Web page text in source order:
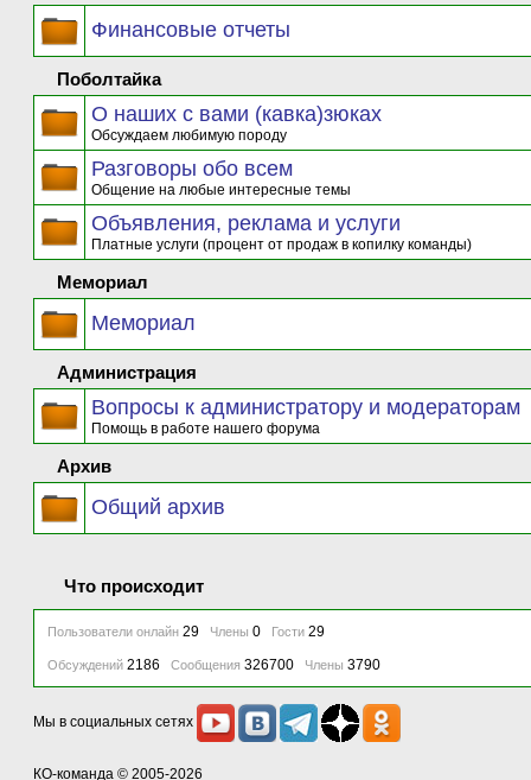
Финансовые отчеты
Поболтайка
О наших с вами (кавка)зюках
Обсуждаем любимую породу
Разговоры обо всем
Общение на любые интересные темы
Объявления, реклама и услуги
Платные услуги (процент от продаж в копилку команды)
Мемориал
Мемориал
Администрация
Вопросы к администратору и модераторам
Помощь в работе нашего форума
Архив
Общий архив
Что происходит
Пользователи онлайн 29 Члены 0 Гости 29
Обсуждений 2186 Сообщения 326700 Члены 3790
Мы в социальных сетях
КО-команда © 2005-2026